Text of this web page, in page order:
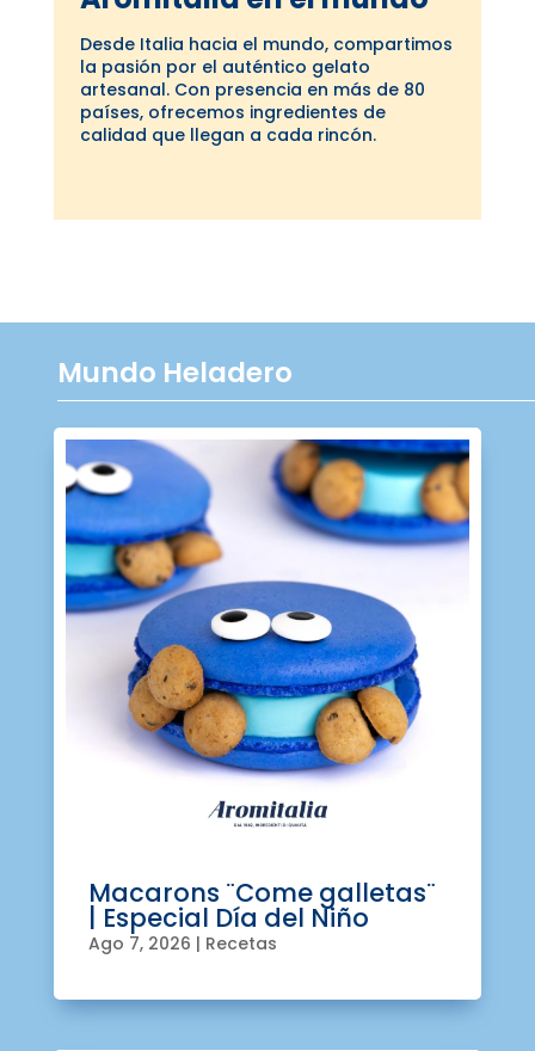
Desde Italia hacia el mundo, compartimos
la pasión por el auténtico gelato
artesanal. Con presencia en más de 80
países, ofrecemos ingredientes de
calidad que llegan a cada rincón.
Mundo Heladero
Macarons ¨Come galletas¨
| Especial Día del Niño
Ago 7, 2026 | Recetas